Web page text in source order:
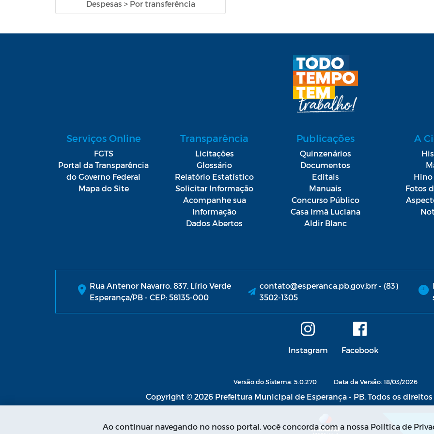
Despesas > Por transferência
Serviços Online
FGTS
Portal da Transparência
do Governo Federal
Mapa do Site
Transparência
Licitações
Glossário
Relatório Estatístico
Solicitar Informação
Acompanhe sua
Informação
Dados Abertos
Publicações
Quinzenários
Documentos
Editais
Manuais
Concurso Público
Casa Irmã Luciana
Aldir Blanc
A
Fotos
Rua Antenor Navarro, 837, Lírio Verde
Esperança/PB - CEP: 58135-000
contato@esperanca.pb.gov.brr - (83)
3502-1305
Instagram Facebook
Versão do Sistema: 5.0.270 Data da Versão: 18/03/2026
Copyright © 2026 Prefeitura Municipal de Esperança - PB. Todos os
Ao continuar navegando no nosso portal, você concorda com a nossa Política de